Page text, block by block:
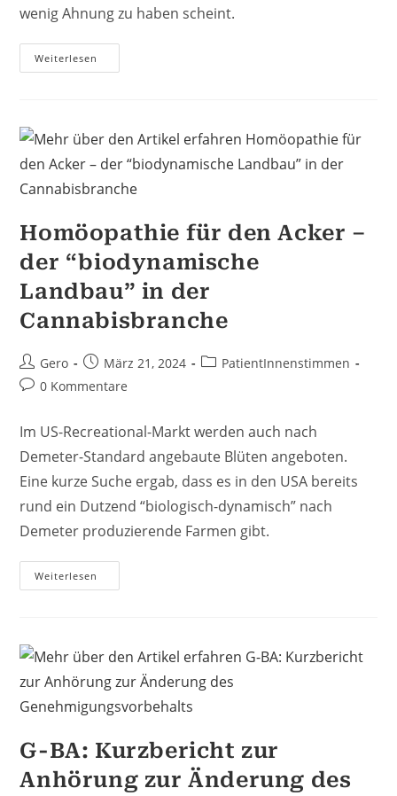
wenig Ahnung zu haben scheint.
Weiterlesen
Dann
Da?
Homöopathie für den Acker –
der “biodynamische
Landbau” in der
Cannabisbranche
Beitrags-
Autor:
Gero
Beitrag
veröffentlicht:
März 21, 2024
Beitrags-
PatientInnenstimmen
Beitrags-
0 Kommentare
Im US-Recreational-Markt werden auch nach
Demeter-Standard angebaute Blüten angeboten.
Eine kurze Suche ergab, dass es in den USA bereits
rund ein Dutzend “biologisch-dynamisch” nach
Demeter produzierende Farmen gibt.
Weiterlesen
Für
“biodynamische
Landbau”
In
Der
Cannabisbranche
G-BA: Kurzbericht zur
Anhörung zur Änderung des